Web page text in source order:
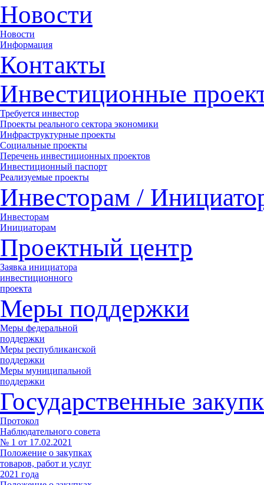
Новости
Новости
Информация
Контакты
Инвестиционные
Требуется инвестор
Проекты реального сектора экономики
Инфраструктурные проекты
Социальные проекты
Перечень инвестиционных проектов
Инвестиционный паспорт
Реализуемые проекты
Инвесторам /
Инвесторам
Инициаторам
Проектный центр
Заявка инициатора
инвестиционного
проекта
Меры поддержки
Меры федеральной
поддержки
Меры республиканской
поддержки
Меры муниципальной
поддержки
Государственные
Протокол
Наблюдательного совета
№ 1 от 17.02.2021
Положение о закупках
товаров, работ и услуг
2021 года